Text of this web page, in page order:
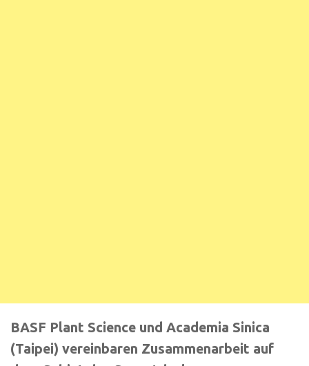
BASF Plant Science und Academia Sinica
(Taipei) vereinbaren Zusammenarbeit auf